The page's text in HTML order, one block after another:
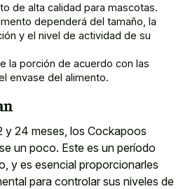
de alta calidad para mascotas.
dependerá del tamaño, la
y el nivel de actividad de su
la porción de acuerdo con las
envase del alimento.
y 24 meses, los Cockapoos
un poco. Este es un período
y es esencial proporcionarles
para controlar sus niveles de